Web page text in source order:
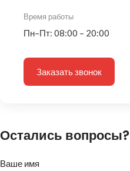
Время работы
Пн–Пт: 08:00 – 20:00
Заказать звонок
Остались вопросы?
Ваше имя